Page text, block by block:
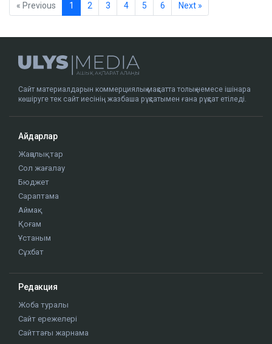
« Previous 1 2 3 4 5 6 Next »
Сайт материалдарын коммерциялық мақсатта толық немесе ішінара
көшіруге тек сайт иесінің жазбаша рұқсатымен ғана рұқсат етіледі.
Айдарлар
Жаңалықтар
Сол жағалау
Бюджет
Сараптама
Аймақ
Қоғам
Ұстаным
Сұхбат
Редакция
Жоба туралы
Сайт ережелері
Сайттағы жарнама